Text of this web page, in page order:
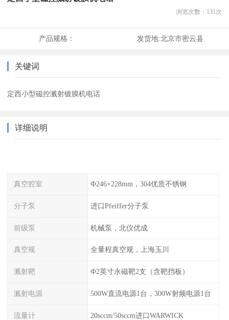
浏览次数： 131次
产品规格： 发货地:北京市密云县
关键词
定西小型磁控溅射镀膜机电话
详细说明
真空腔室 Ф246×228mm，304优质不锈钢
分子泵 进口Pfeiffer分子泵
前级泵 机械泵，北仪优成
真空规 全量程真空规，上海玉川
溅射靶 Ф2英寸永磁靶2支（含靶挡板）
溅射电源 500W直流电源1台，300W射频电源1台
流量计 20sccm/50sccm进口WARWICK